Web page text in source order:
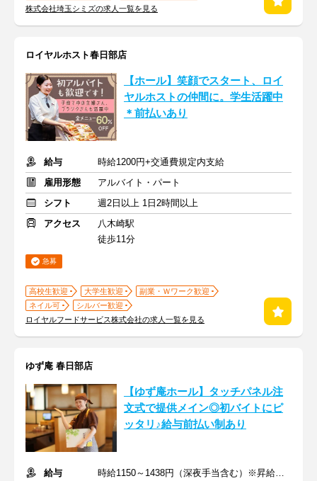
株式会社埼玉シミズの求人一覧を見る
ロイヤルホスト春日部店
【ホール】笑顔でスタート、ロイ
ヤルホストの仲間に。学生活躍中
＊前払いあり
給与
時給1200円+交通費規定内支給
雇用形態
アルバイト・パート
シフト
週2日以上 1日2時間以上
アクセス
八木崎駅
徒歩11分
急募
高校生歓迎 大学生歓迎
副業・Ｗワーク歓迎
ネイル可
シルバー歓迎
ロイヤルフードサービス株式会社の求人一覧を見る
ゆず庵 春日部店
【ゆず庵ホール】タッチパネル注
文式で提供メイン◎初バイトにピ
ッタリ♪給与前払い制あり
給与 時給1150～1438円（深夜手当含む）※昇給は随時あり